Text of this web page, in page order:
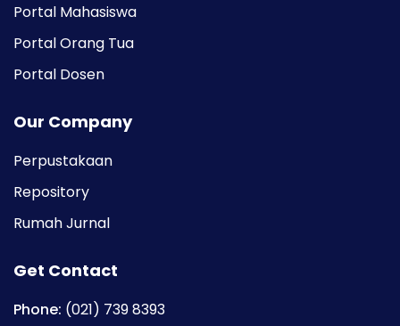
Portal Mahasiswa
Portal Orang Tua
Portal Dosen
Our Company
Perpustakaan
Repository
Rumah Jurnal
Get Contact
Phone: (021) 739 8393